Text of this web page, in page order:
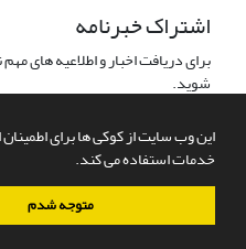
این وب سایت از کوکی ها برای اطمینان
خدمات استفاده می کند.
متوجه شدم
اشتراک خبرنامه
برای دریافت اخبار و اطلاعیه های
شوید.
سامانه مدیریت نشریات علمی.